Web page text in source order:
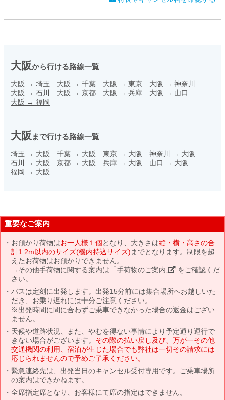
大阪から行ける路線一覧
大阪 → 埼玉 大阪 → 千葉 大阪 → 東京 大阪 → 神奈川
大阪 → 石川 大阪 → 京都 大阪 → 兵庫 大阪 → 山口
大阪 → 福岡
大阪 まで行ける路線一覧
埼玉 → 大阪 千葉 → 大阪 東京 → 大阪 神奈川 → 大阪
石川 → 大阪 京都 → 大阪 兵庫 → 大阪 山口 → 大阪
福岡 → 大阪
重要なご案内
お預かり荷物はお一人様１個となり、大きさは縦・横・高さの合
計1.2m以内のサイズ(機内持込サイズ) までとなります。制限を超
えたお荷物はお預かりできません。
→その他手荷物に関する案内は 「手荷物のご案内」 をご確認くだ
さい。
バスは定刻に出発します。出発15分前には集合場所へお越しいた
だき、お乗り遅れには十分ご注意ください。
※出発時間に間に合わずご乗車できなかった場合の返金はござい
ません。
天候や道路状況、また、やむを得ない事情により予定通り運行で
きない場合がございます。 その際の払い戻し及び、万が一その他
交通機関の利用、宿泊が生じた場合でも弊社は一切その請求には
応じられませんので予めご了承ください。
緊急連絡先は、出発当日のキャンセル受付専用です。ご乗車場所
の案内はできかねます。
全席指定席となり、お客様にて席の指定はできません。